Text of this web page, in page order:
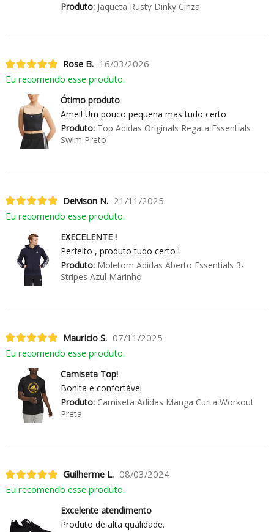
Produto:Jaqueta Rusty Dinky Cinza
Rose B. 16/03/2026
Eu recomendo esse produto.
Ótimo produto
Amei! Um pouco pequena mas tudo certo
Produto:Top Adidas Originals Regata Essentials
Swim Preto
Deivison N. 21/11/2025
Eu recomendo esse produto.
EXECELENTE !
Perfeito , produto tudo certo !
Produto:Moletom Adidas Aberto Essentials 3-
Stripes Azul Marinho
Mauricio S. 07/11/2025
Eu recomendo esse produto.
Camiseta Top!
Bonita e confortável
Produto:Camiseta Adidas Manga Curta Workout
Preta
Guilherme L. 08/03/2024
Eu recomendo esse produto.
Excelente atendimento
Produto de alta qualidade.